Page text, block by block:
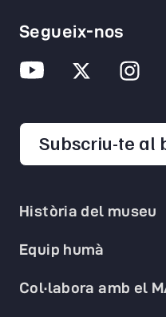
Història del museu
Equip humà
Col·labora amb el
Segueix-nos
Subscriu-te al